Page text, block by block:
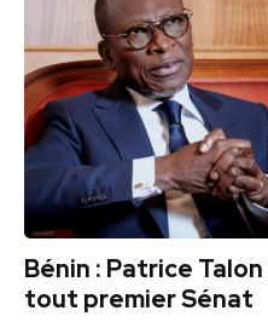
Bénin : Patrice
tout premier Sénat